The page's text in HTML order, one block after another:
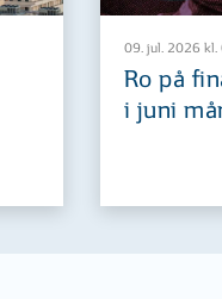
09. jul. 2026 kl.
Ro på
i juni